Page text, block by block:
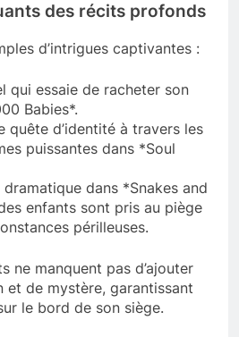
des récits profonds
d’intrigues captivantes :
qui essaie de racheter son
Babies*.
quête d’identité à travers les
puissantes dans *Soul
dramatique dans *Snakes and
enfants sont pris au piège
périlleuses.
ne manquent pas d’ajouter
et de mystère, garantissant
le bord de son siège.